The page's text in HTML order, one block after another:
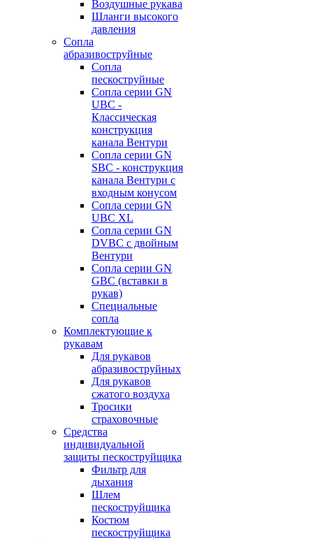
Воздушные рукава
Шланги высокого
давления
Сопла
абразивоструйные
Сопла
пескоструйные
Сопла серии GN
UBC -
Классическая
конструкция
канала Вентури
Сопла серии GN
SBC - конструкция
канала Вентури c
входным конусом
Сопла серии GN
UBC XL
Сопла серии GN
DVBC с двойным
Вентури
Сопла серии GN
GBC (вставки в
рукав)
Специальные
сопла
Комплектующие к
рукавам
Для рукавов
абразивоструйных
Для рукавов
сжатого воздуха
Тросики
страховочные
Средства
индивидуальной
защиты пескоструйщика
Фильтр для
дыхания
Шлем
пескоструйщика
Костюм
пескоструйщика